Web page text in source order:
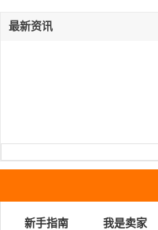
最新资讯
新手指南 我是卖家